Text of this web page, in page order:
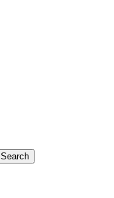
Search